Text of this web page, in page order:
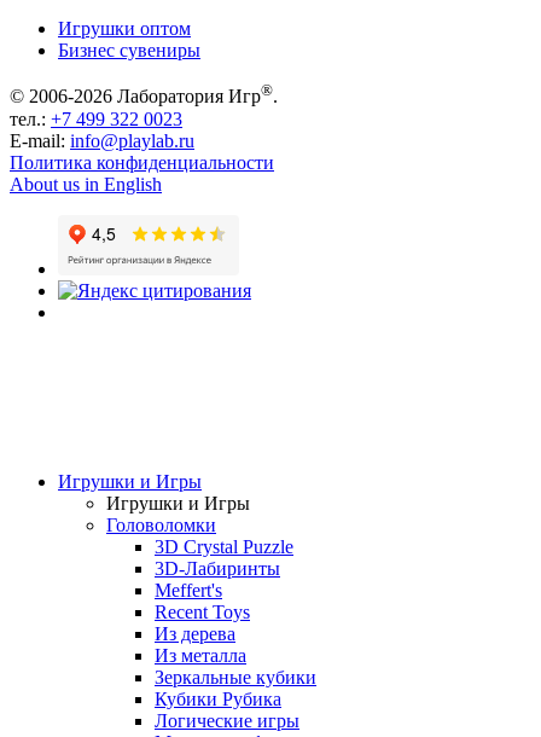
Игрушки оптом
Бизнес сувениры
© 2006-2026 Лаборатория Игр®.
тел.: +7 499 322 0023
E-mail: info@playlab.ru
Политика конфиденциальности
About us in English
Игрушки и Игры
Игрушки и Игры
Головоломки
3D Crystal Puzzle
3D-Лабиринты
Meffert's
Recent Toys
Из дерева
Из металла
Зеркальные кубики
Кубики Рубика
Логические игры